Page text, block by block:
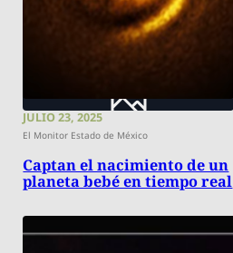
JULIO 23, 2025
El Monitor Estado de México
Captan el nacimiento de un
planeta bebé en tiempo real